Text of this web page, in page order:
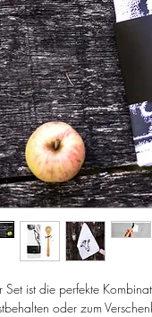
Set ist die perfekte
oder zum